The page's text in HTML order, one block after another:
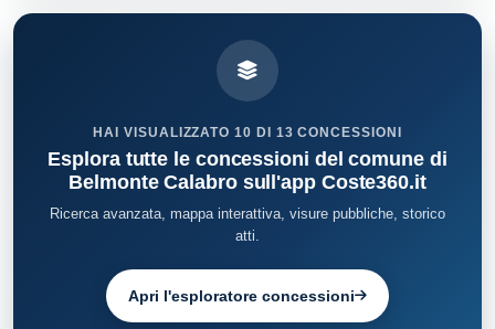
HAI VISUALIZZATO 10 DI 13 CONCESSIONI
Esplora tutte le concessioni del comune di
Belmonte Calabro sull'app Coste360.it
Ricerca avanzata, mappa interattiva, visure pubbliche, storico
atti.
Apri l'esploratore concessioni